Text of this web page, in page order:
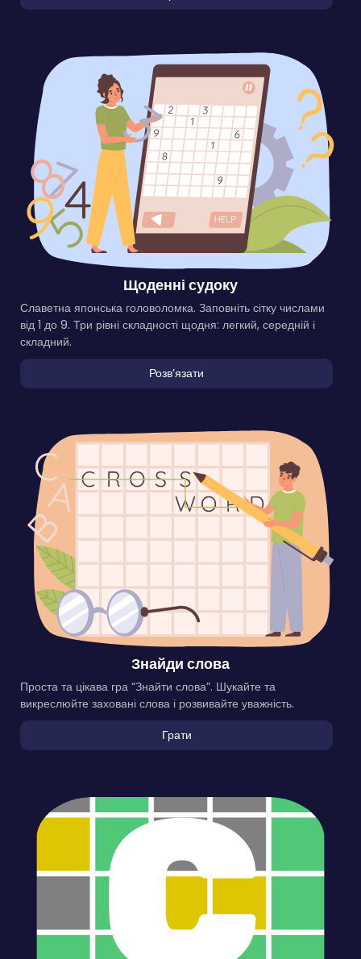
Щоденні судоку
Славетна японська головоломка. Заповніть сітку числами
від 1 до 9. Три рівні складності щодня: легкий, середній і
складний.
Розвʼязати
Знайди слова
Проста та цікава гра “Знайти слова”. Шукайте та
викреслюйте заховані слова і розвивайте уважність.
Грати